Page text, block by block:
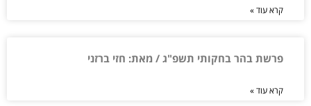
קרא עוד »
פרשת בהר בחקותי תשפ"ג / מאת: חזי ברזני
קרא עוד »